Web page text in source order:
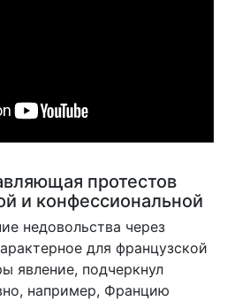
протестов
и конфессиональной
недовольства через
для французской
явление, подчеркнул
например, Францию